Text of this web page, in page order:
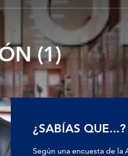
(1)
¿SABÍAS QUE...?
Según una encuesta de